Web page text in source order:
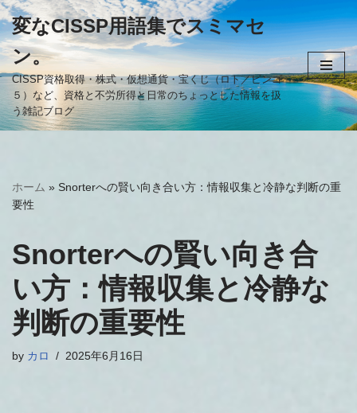
コ
ン
テ
ン
ツ
ッ
プ
変なCISSP用語集でスミマセ
ン。
CISSP資格取得・株式・仮想通貨・宝くじ（ロト／ビンゴ
５）など、資格と不労所得と日常のちょっとした情報を扱
う雑記ブログ
ホーム » Snorterへの賢い向き合い方：情報収集と冷静な判断の重
要性
Snorterへの賢い向き合
い方：情報収集と冷静な
判断の重要性
by カロ 2025年6月16日